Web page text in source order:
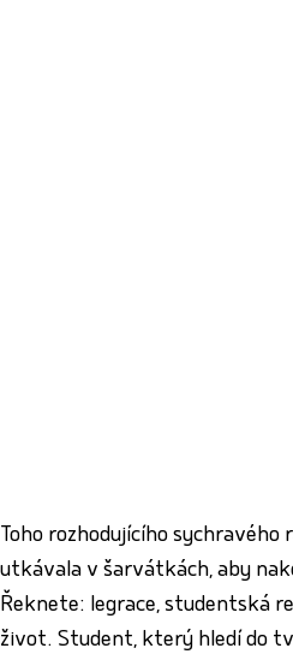
Toho rozhodujícího
utkávala v šarvátkách, aby
Řeknete: legrace, studentská
život. Student, který hledí do